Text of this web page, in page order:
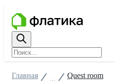
Главная Quest room